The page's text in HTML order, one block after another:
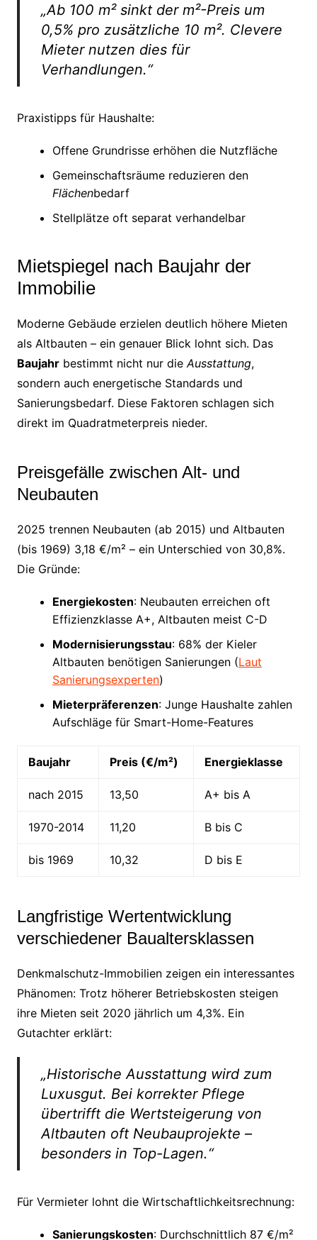
„Ab 100 m² sinkt der m²-Preis um
0,5% pro zusätzliche 10 m². Clevere
Mieter nutzen dies für
Verhandlungen.“
Praxistipps für Haushalte:
Offene Grundrisse erhöhen die Nutzfläche
Gemeinschaftsräume reduzieren den
Flächenbedarf
Stellplätze oft separat verhandelbar
Mietspiegel nach Baujahr der
Immobilie
Moderne Gebäude erzielen deutlich höhere Mieten
als Altbauten – ein genauer Blick lohnt sich. Das
Baujahrbestimmt nicht nur die Ausstattung,
sondern auch energetische Standards und
Sanierungsbedarf. Diese Faktoren schlagen sich
direkt im Quadratmeterpreis nieder.
Preisgefälle zwischen Alt- und
Neubauten
2025 trennen Neubauten (ab 2015) und Altbauten
(bis 1969) 3,18 €/m² – ein Unterschied von 30,8%.
Die Gründe:
Energiekosten: Neubauten erreichen oft
Effizienzklasse A+, Altbauten meist C-D
Modernisierungsstau: 68% der Kieler
Altbauten benötigen Sanierungen (Laut
Sanierungsexperten)
Mieterpräferenzen: Junge Haushalte zahlen
Aufschläge für Smart-Home-Features
Baujahr Preis (€/m²) Energieklasse
nach 2015 13,50 A+ bis A
1970-2014 11,20 B bis C
bis 1969 10,32 D bis E
Langfristige Wertentwicklung
verschiedener Baualtersklassen
Denkmalschutz-Immobilien zeigen ein interessantes
Phänomen: Trotz höherer Betriebskosten steigen
ihre Mieten seit 2020 jährlich um 4,3%. Ein
Gutachter erklärt:
„Historische Ausstattungwird zum
Luxusgut. Bei korrekter Pflege
übertrifft die Wertsteigerung von
Altbauten oft Neubauprojekte –
besonders in Top-Lagen.“
Für Vermieter lohnt die Wirtschaftlichkeitsrechnung:
Sanierungskosten: Durchschnittlich 87 €/m²